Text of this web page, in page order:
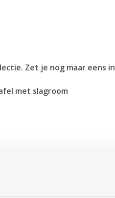
Zet je nog maar eens in
met slagroom